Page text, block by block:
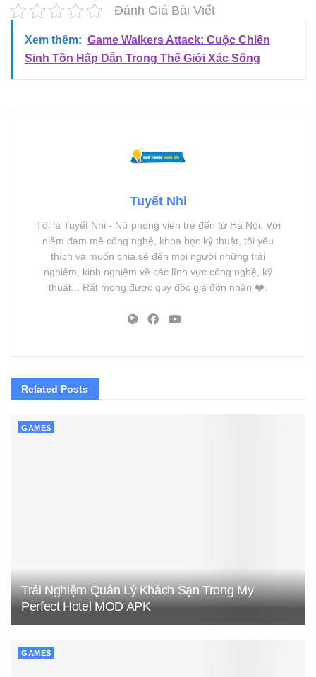
Đánh Giá Bài Viết
Xem thêm: Game Walkers Attack: Cuộc Chiến
Sinh Tồn Hấp Dẫn Trong Thế Giới Xác Sống
Tuyết Nhi
Tôi là Tuyết Nhi - Nữ phóng viên trẻ đến từ Hà Nội. Với
niềm đam mê công nghệ, khoa học kỹ thuật, tôi yêu
thích và muốn chia sẻ đến mọi người những trải
nghiệm, kinh nghiệm về các lĩnh vực công nghệ, kỹ
thuật... Rất mong được quý độc giả đón nhận ❤️.
Related Posts
GAMES
Trải Nghiệm Quản Lý Khách Sạn Trong My
Perfect Hotel MOD APK
GAMES